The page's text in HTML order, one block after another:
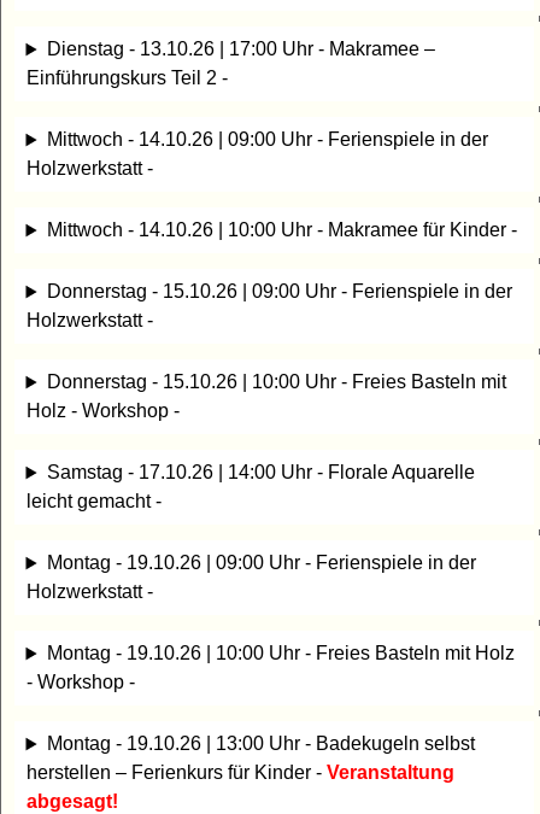
Dienstag - 13.10.26 | 17:00 Uhr - Makramee –
Einführungskurs Teil 2 -
Mittwoch - 14.10.26 | 09:00 Uhr - Ferienspiele in der
Holzwerkstatt -
Mittwoch - 14.10.26 | 10:00 Uhr - Makramee für Kinder -
Donnerstag - 15.10.26 | 09:00 Uhr - Ferienspiele in der
Holzwerkstatt -
Donnerstag - 15.10.26 | 10:00 Uhr - Freies Basteln mit
Holz - Workshop -
Samstag - 17.10.26 | 14:00 Uhr - Florale Aquarelle
leicht gemacht -
Montag - 19.10.26 | 09:00 Uhr - Ferienspiele in der
Holzwerkstatt -
Montag - 19.10.26 | 10:00 Uhr - Freies Basteln mit Holz
- Workshop -
Montag - 19.10.26 | 13:00 Uhr - Badekugeln selbst
herstellen – Ferienkurs für Kinder - Veranstaltung
abgesagt!